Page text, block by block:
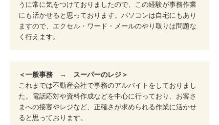
うに常に気をつけておりましたので、この経験が事務作業
にも活かせると思っております。パソコンは自宅にもあり
ますので、エクセル・ワード・メールのやり取りは問題な
く行えます。
＜一般事務 → スーパーのレジ＞
これまでは不動産会社で事務のアルバイトをしておりまし
た。電話応対や資料作成などを中心に行っており、お客さ
まへの接客やレジなど、正確さが求められる作業に活かせ
ると思っております。